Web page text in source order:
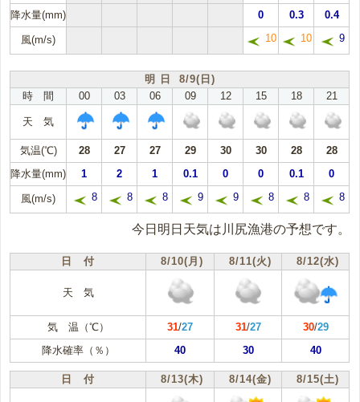
降水量(mm)
0 0.3 0.4
風(m/s) 10 10 9
明 日 8/9(日)
時 間
00 03 06 09 12 15 18 21
天 気
気温(℃) 28 27 27 29 30 30 28
28
降水量(mm)
1 2 1 0.1 0 0 0.1 0
風(m/s) 8 8 8 9 9 8 8 8
今日明日天気は川尻漁港の予想です。
日 付 8/10(月) 8/11(火) 8/12(水)
天 気
気 温（℃） 31/27 31/27 30/29
降水確率（％）
40 30 40
日 付 8/13(木) 8/14(金) 8/15(土)